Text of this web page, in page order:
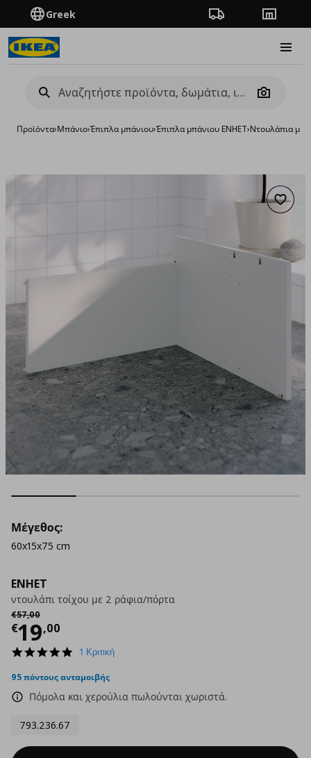
Greek Πορεία παραγγελίας
Camera
Προϊόντα›Μπάνιο›Έπιπλα μπάνιου›Έπιπλα μπάνιου ENHET›Nτουλάπια
ENHET
ντουλάπι τοίχου με 2 ράφια/πόρτα
€57,00
Αρχική τιμή
€19,00
Τρέχουσα τιμή
5.0
rating
1 Κριτική
95 πόντους ανταμοιβής
Πόμολα και χερούλια πωλούνται χωριστά.
793.236.67
Μέγεθος:
60x15x75 cm